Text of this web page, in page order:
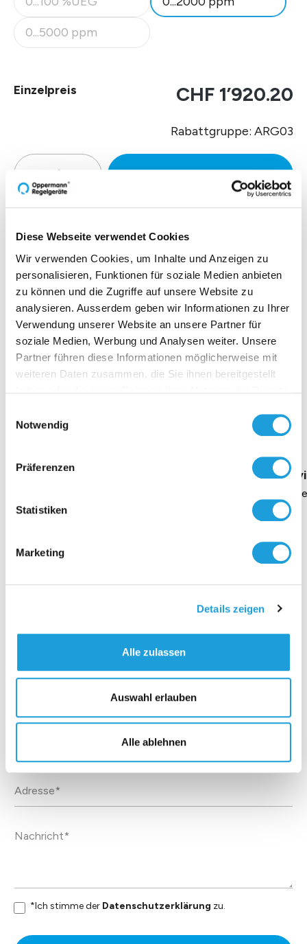
Diese Webseite verwendet Cookies
Wir verwenden Cookies, um Inhalte und Anzeigen zu
personalisieren, Funktionen für soziale Medien anbieten
zu können und die Zugriffe auf unsere Website zu
analysieren. Ausserdem geben wir Informationen zu Ihrer
Verwendung unserer Website an unsere Partner für
soziale Medien, Werbung und Analysen weiter. Unsere
Partner führen diese Informationen möglicherweise mit
weiteren Daten zusammen, die Sie ihnen bereitgestellt
Notwendig
Präferenzen
Statistiken
Marketing
Details zeigen
Alle zulassen
Auswahl erlauben
Alle ablehnen
(Diese Option ist zurzeit nicht verfügbar.)
0...5000 ppm
(Diese Option ist zurzeit nicht verfügbar.)
Einzelpreis CHF 1’920.20
Rabattgruppe: ARG03
Zur Offertenanfrage
Produktbeschreibung
Technische Daten
Downloads
Einblicke zu 40 Jahren
Oppermann
Geschäftsführung Heike Dirmeier
Kontakt
*Ich stimme der Datenschutzerklärung zu.